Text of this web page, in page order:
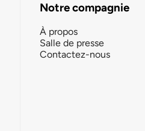
Notre compagnie
À propos
Salle de presse
Contactez-nous